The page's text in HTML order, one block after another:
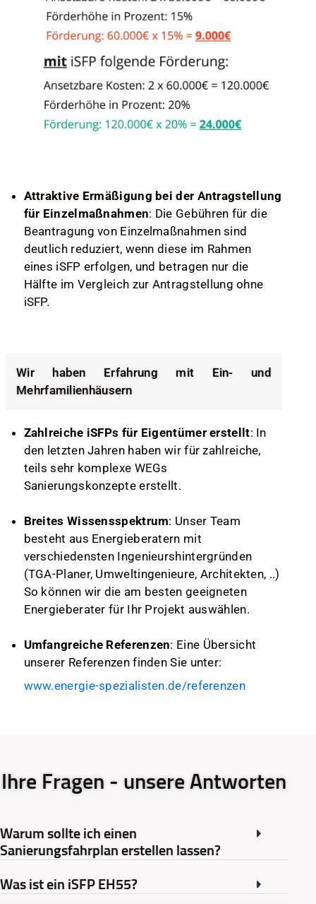
Attraktive Ermäßigung bei der Antragstellung
für Einzelmaßnahmen: Die Gebühren für die
Beantragung von Einzelmaßnahmen sind
deutlich reduziert, wenn diese im Rahmen
eines iSFP erfolgen, und betragen nur die
Hälfte im Vergleich zur Antragstellung ohne
iSFP.
Wir haben Erfahrung mit Ein- und
Mehrfamilienhäusern
Zahlreiche iSFPs für Eigentümer erstellt: In
den letzten Jahren haben wir für zahlreiche,
teils sehr komplexe WEGs
Sanierungskonzepte erstellt.
Breites Wissensspektrum: Unser Team
besteht aus Energieberatern mit
verschiedensten Ingenieurshintergründen
(TGA-Planer, Umweltingenieure, Architekten, ..)
So können wir die am besten geeigneten
Energieberater für Ihr Projekt auswählen.
Umfangreiche Referenzen: Eine Übersicht
unserer Referenzen finden Sie unter:
www.energie-spezialisten.de/referenzen
Ihre Fragen - unsere Antworten
Warum sollte ich einen
Sanierungsfahrplan erstellen lassen?
Was ist ein iSFP EH55?